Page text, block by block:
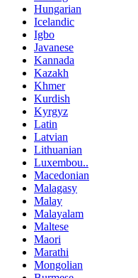
Hungarian
Icelandic
Igbo
Javanese
Kannada
Kazakh
Khmer
Kurdish
Kyrgyz
Latin
Latvian
Lithuanian
Luxembou..
Macedonian
Malagasy
Malay
Malayalam
Maltese
Maori
Marathi
Mongolian